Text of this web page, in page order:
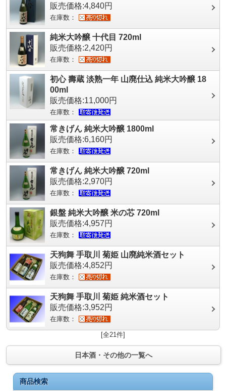
販売価格:4,840円
在庫数：
純米大吟醸 十代目 720ml
販売価格:2,420円
在庫数：
初心 壽蔵 淡熟一年 山廃仕込 純米大吟醸 18
00ml
販売価格:11,000円
在庫数：
常きげん 純米大吟醸 1800ml
販売価格:6,160円
在庫数：
常きげん 純米大吟醸 720ml
販売価格:2,970円
在庫数：
銀盤 純米大吟醸 米の芯 720ml
販売価格:4,957円
在庫数：
天狗舞 手取川 菊姫 山廃純米酒セット
販売価格:4,852円
在庫数：
天狗舞 手取川 菊姫 純米酒セット
販売価格:3,952円
在庫数：
[全21件]
日本酒・その他の一覧へ
商品検索